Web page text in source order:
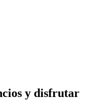
y disfrutar